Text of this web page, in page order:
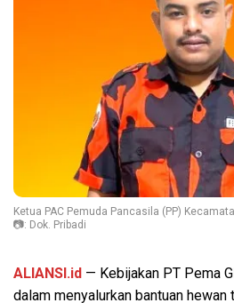
Ketua PAC Pemuda Pancasila (PP)
📷: Dok. Pribadi
ALIANSI.id — Kebijakan PT Pema
dalam menyalurkan bantuan